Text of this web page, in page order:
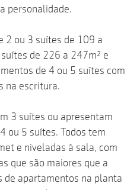
personalidade.
2 ou 3 suítes de 109 a
de 226 a 247m² e
de 4 ou 5 suítes com
na escritura.
3 suítes ou apresentam
ou 5 suítes. Todos tem
e niveladas à sala, com
que são maiores que a
de apartamentos na planta